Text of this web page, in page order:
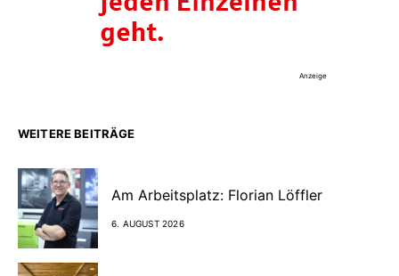
Anzeige
WEITERE BEITRÄGE
Am Arbeitsplatz: Florian Löffler
6. AUGUST 2026